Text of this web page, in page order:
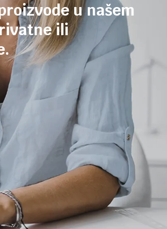
u našem
ili